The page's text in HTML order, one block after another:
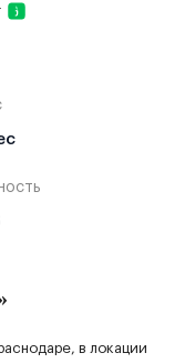
в локации